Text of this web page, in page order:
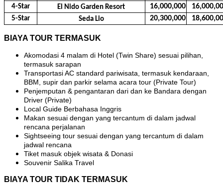
4-Star El Nido Garden Resort 16,000,000
5-Star Seda Lio 20,300,000
BIAYA TOUR TERMASUK
Akomodasi 4 malam di Hotel (Twin Share) sesuai pilihan,
termasuk sarapan
Transportasi AC standard pariwisata, termasuk kendaraan,
BBM, supir dan parkir selama acara tour (Private Tour)
Penjemputan & pengantaran dari dan ke Bandara dengan
Driver (Private)
Local Guide Berbahasa Inggris
Makan sesuai dengan yang tercantum di dalam jadwal
rencana perjalanan
Sightseeing tour sesuai dengan yang tercantum di dalam
jadwal rencana
Tiket masuk objek wisata & Donasi
Souvenir Salika Travel
BIAYA TOUR TIDAK TERMASUK